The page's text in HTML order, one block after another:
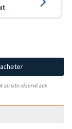
au site réservé aux